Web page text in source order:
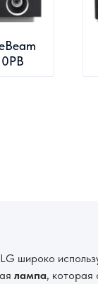
широко
лампа, которая